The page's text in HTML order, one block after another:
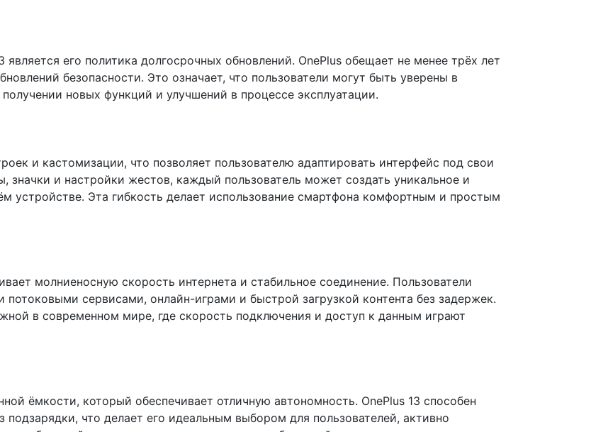
его политика долгосрочных обновлений. OnePlus обещает не менее трёх лет
безопасности. Это означает, что пользователи могут быть уверены в
новых функций и улучшений в процессе эксплуатации.
и кастомизации, что позволяет пользователю адаптировать интерфейс под свои
значки и настройки жестов, каждый пользователь может создать уникальное и
устройстве. Эта гибкость делает использование смартфона комфортным и простым
молниеносную скорость интернета и стабильное соединение. Пользователи
сервисами, онлайн-играми и быстрой загрузкой контента без задержек.
в современном мире, где скорость подключения и доступ к данным играют
ёмкости, который обеспечивает отличную автономность. OnePlus 13 способен
подзарядки, что делает его идеальным выбором для пользователей, активно